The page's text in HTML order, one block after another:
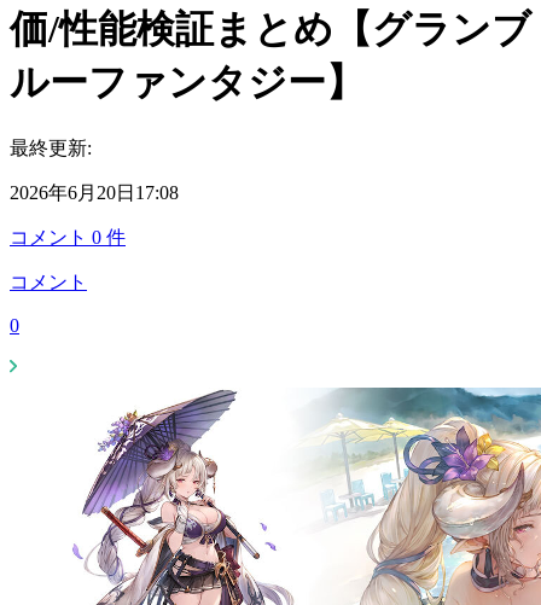
価/性能検証まとめ【グランブ
ルーファンタジー】
最終更新:
2026年6月20日17:08
コメント 0 件
コメント
0